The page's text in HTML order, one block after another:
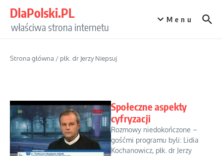
DlaPolski.PL
właściwa strona internetu
Menu
Strona główna / płk. dr Jerzy Niepsuj
Społeczne aspekty
cyfryzacji
Rozmowy niedokończone –
gośćmi programu byli: Lidia
Kochanowicz, płk. dr Jerzy